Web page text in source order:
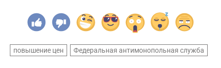
повышение цен Федеральная антимонопольная служба